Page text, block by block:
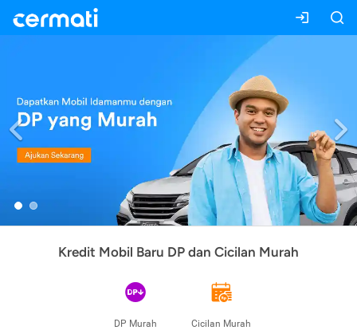
Previous
Kredit Mobil Baru DP dan Cicilan Murah
DP Murah Cicilan Murah